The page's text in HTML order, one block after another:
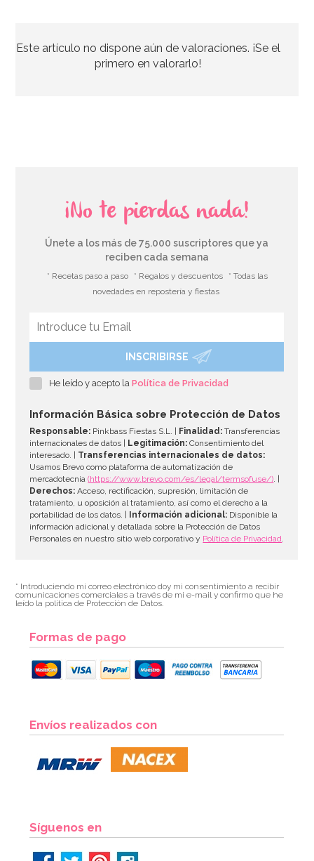
Este artículo no dispone aún de valoraciones. ¡Se el
primero en valorarlo!
¡No te pierdas nada!
Únete a los más de 75.000 suscriptores que ya
reciben cada semana
* Recetas paso a paso * Regalos y descuentos
* Todas las
novedades en repostería y fiestas
INSCRIBIRSE
He leído y acepto laPolítica de Privacidad
Información Básica sobre Protección de Datos
Responsable: Pinkbass Fiestas S.L. | Finalidad: Transferencias
internacionales de datos |
Legitimación: Consentimiento del
interesado. | Transferencias internacionales de datos:
Usamos Brevo como plataforma de automatización de
mercadotecnia(https://www.brevo.com/es/legal/termsofuse/). |
Derechos: Acceso, rectificación, supresión, limitación de
tratamiento, u oposición al tratamiento, así como el derecho a la
portabilidad de los datos. |
Información adicional: Disponible la
información adicional y detallada sobre la Protección de Datos
Personales en nuestro sitio web corporativo y Política de Privacidad.
* Introduciendo mi correo electrónico doy mi consentimiento a recibir
comunicaciones comerciales a través de mi e-mail y confirmo que he
leído la política de Protección de Datos.
Formas de pago
Envíos realizados con
Síguenos en